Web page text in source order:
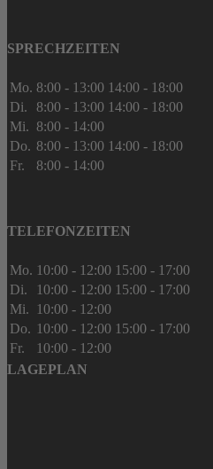
SPRECHZEITEN
Mo. 8:00 - 13:00 14:00 - 18:00
Di.
8:00 - 13:00 14:00 - 18:00
Mi. 8:00 - 14:00
Do. 8:00 - 13:00 14:00 - 18:00
Fr.
8:00 - 14:00
TELEFONZEITEN
Mo. 10:00 - 12:00 15:00 - 17:00
Di.
10:00 - 12:00 15:00 - 17:00
Mi.
10:00 - 12:00
Do. 10:00 - 12:00 15:00 - 17:00
Fr.
10:00 - 12:00
LAGEPLAN